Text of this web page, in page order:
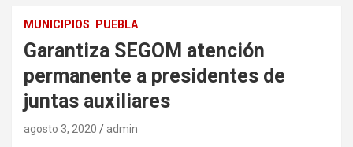
MUNICIPIOS PUEBLA
Garantiza SEGOM atención
permanente a presidentes de
juntas auxiliares
agosto 3, 2020 admin